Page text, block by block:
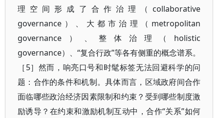
理空间形成了合作治理（collaborative
governance）、大都市治理（metropolitan
governance）、整体治理（holistic
governance）、“复合行政”等各有侧重的概念谱系。
［5］然而，响亮口号和时髦标签无法回避科学的问
题：合作的条件和机制。具体而言，区域政府间合作
面临哪些政治经济因素限制和约束？受到哪些制度激
励诱导？在约束和激励机制互动中，合作“关系”如何